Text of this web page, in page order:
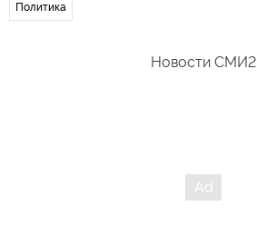
Политика
Новости СМИ2